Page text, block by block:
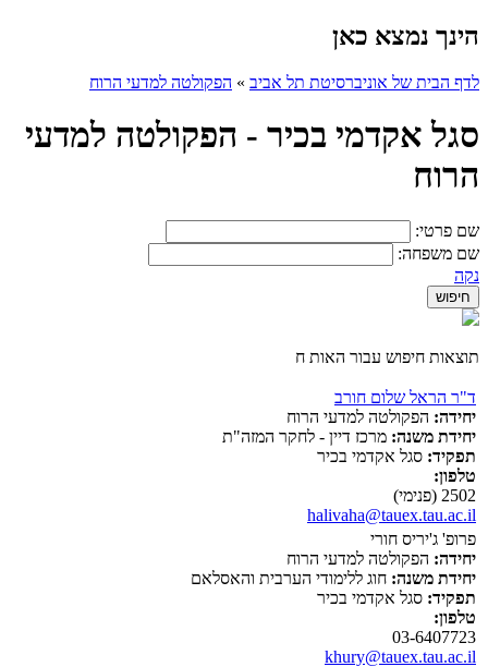
הינך נמצא כאן
לדף הבית של אוניברסיטת תל אביב » הפקולטה למדעי הרוח
סגל אקדמי בכיר - הפקולטה למדעי
הרוח
שם פרטי:
שם משפחה:
נקה
תוצאות חיפוש עבור האות ח
ד"ר הראל שלום חורב
יחידה: הפקולטה למדעי הרוח
יחידת משנה: מרכז דיין - לחקר המזה"ת
תפקיד: סגל אקדמי בכיר
טלפון:
2502 (פנימי)
halivaha@tauex.tau.ac.il
פרופ' ג'יריס חורי
יחידה: הפקולטה למדעי הרוח
יחידת משנה: חוג ללימודי הערבית והאסלאם
תפקיד: סגל אקדמי בכיר
טלפון:
03-6407723
khury@tauex.tau.ac.il